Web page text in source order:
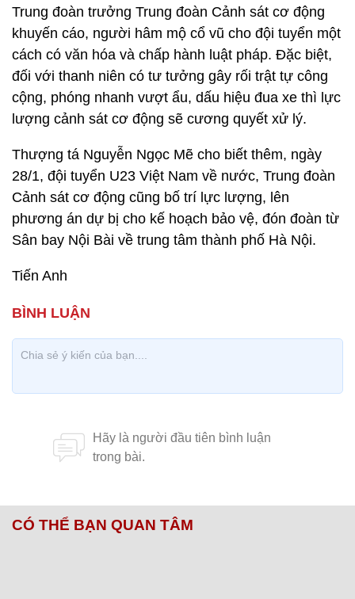
Trung đoàn trưởng Trung đoàn Cảnh sát cơ động
khuyến cáo, người hâm mộ cổ vũ cho đội tuyển một
cách có văn hóa và chấp hành luật pháp. Đặc biệt,
đối với thanh niên có tư tưởng gây rối trật tự công
cộng, phóng nhanh vượt ẩu, dấu hiệu đua xe thì lực
lượng cảnh sát cơ động sẽ cương quyết xử lý.
Thượng tá Nguyễn Ngọc Mẽ cho biết thêm, ngày
28/1, đội tuyển U23 Việt Nam về nước, Trung đoàn
Cảnh sát cơ động cũng bố trí lực lượng, lên
phương án dự bị cho kế hoạch bảo vệ, đón đoàn từ
Sân bay Nội Bài về trung tâm thành phố Hà Nội.
Tiến Anh
CÓ THỂ BẠN QUAN TÂM